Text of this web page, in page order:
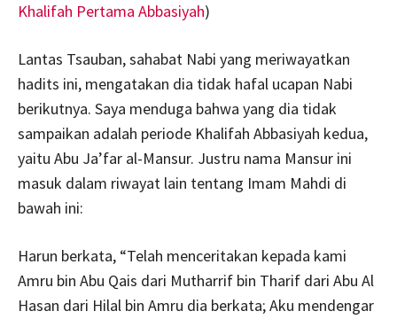
Khalifah Pertama Abbasiyah)
Lantas Tsauban, sahabat Nabi yang meriwayatkan
hadits ini, mengatakan dia tidak hafal ucapan Nabi
berikutnya. Saya menduga bahwa yang dia tidak
sampaikan adalah periode Khalifah Abbasiyah kedua,
yaitu Abu Ja’far al-Mansur. Justru nama Mansur ini
masuk dalam riwayat lain tentang Imam Mahdi di
bawah ini:
Harun berkata, “Telah menceritakan kepada kami
Amru bin Abu Qais dari Mutharrif bin Tharif dari Abu Al
Hasan dari Hilal bin Amru dia berkata; Aku mendengar